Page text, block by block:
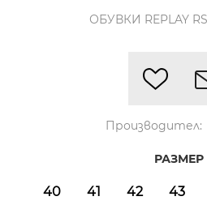
ОБУВКИ REPLAY
Производител:
РАЗМЕР
40 41 42 43